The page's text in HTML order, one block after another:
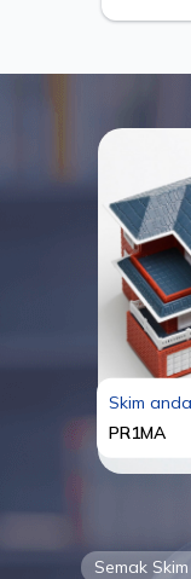
Semak
Skim
PR1MA